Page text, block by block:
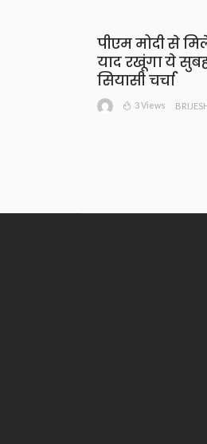
पीएम मोदी से
याद रखूंगा ये
सियासी चर्चा
3 Views